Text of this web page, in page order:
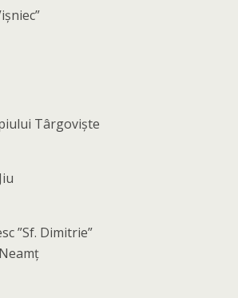
Târgoviște
”Sf. Dimitrie”